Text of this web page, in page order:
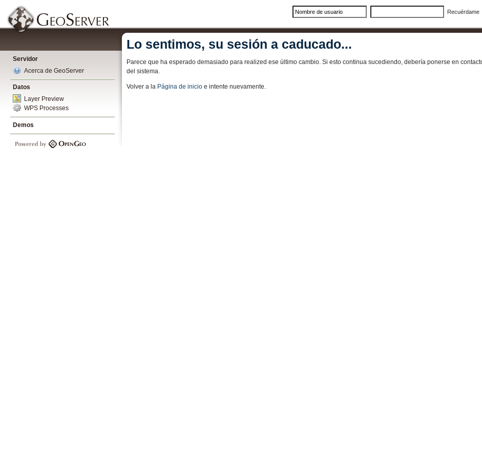
Recuérdame
Servidor
Acerca de GeoServer
Datos
Layer Preview
WPS Processes
Demos
Lo sentimos, su sesión a caducado...
Parece que ha esperado demasiado para realized ese último cambio. Si esto continua sucediendo, debería ponerse en
del sistema.
Volver a la Página de inicio e intente nuevamente.